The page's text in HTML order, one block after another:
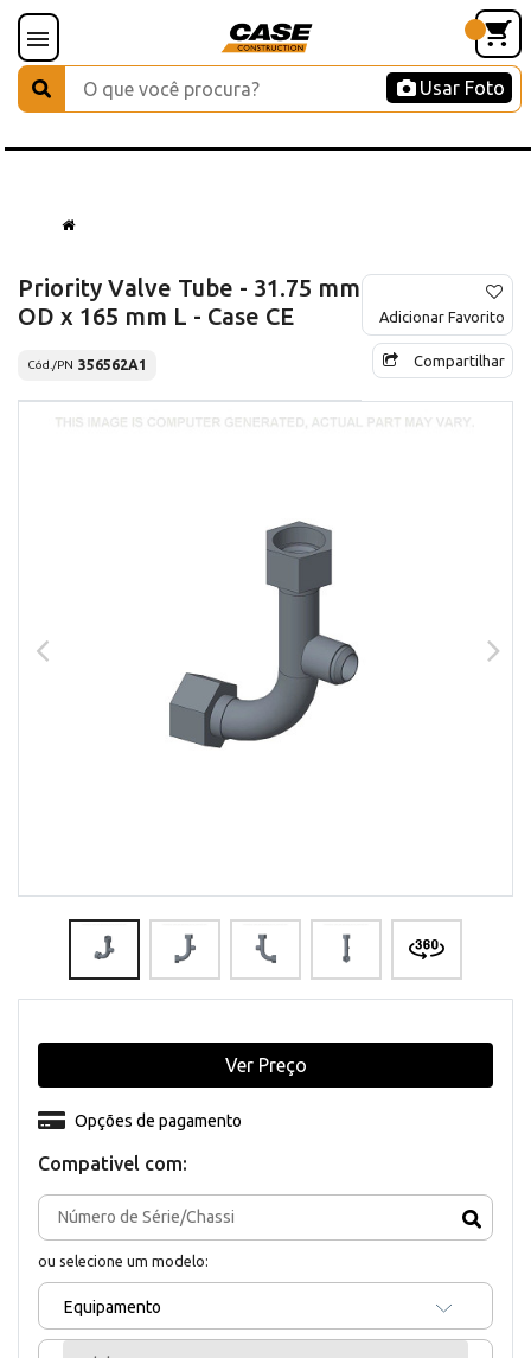
Usar Foto
Priority Valve Tube - 31.75 mm
OD x 165 mm L - Case CE
Cód./PN 356562A1
Adicionar Favorito
Compartilhar
Compativel com:
ou selecione um modelo:
Equipamento
Opções de pagamento
Ver Preço